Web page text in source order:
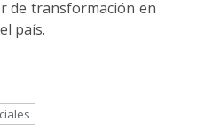
de transformación en
país.